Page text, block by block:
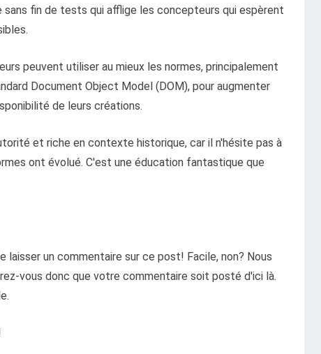
fin de tests qui afflige les concepteurs qui espèrent
peuvent utiliser au mieux les normes, principalement
Document Object Model (DOM), pour augmenter
de leurs créations.
et riche en contexte historique, car il n'hésite pas à
ont évolué. C'est une éducation fantastique que
un commentaire sur ce post! Facile, non? Nous
vous donc que votre commentaire soit posté d'ici là.